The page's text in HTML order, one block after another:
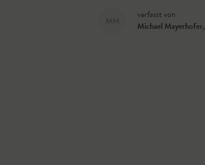
verfasst von
Michael Mayerhofer,